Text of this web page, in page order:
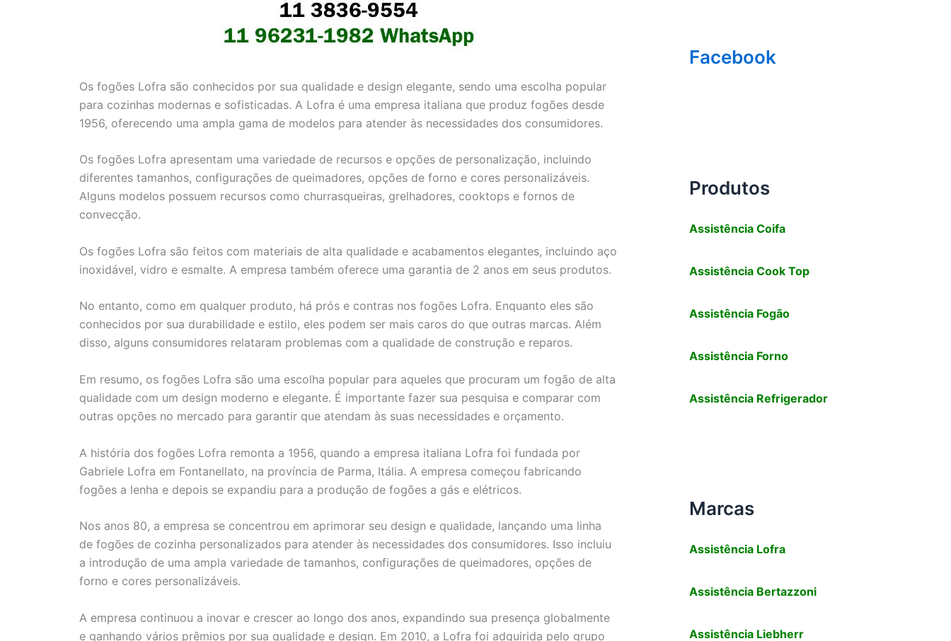
Os fogões Lofra são conhecidos por sua qualidade e design elegante, sendo uma escolha popular
para cozinhas modernas e sofisticadas. A Lofra é uma empresa italiana que produz fogões desde
1956, oferecendo uma ampla gama de modelos para atender às necessidades dos consumidores.
Os fogões Lofra apresentam uma variedade de recursos e opções de personalização, incluindo
diferentes tamanhos, configurações de queimadores, opções de forno e cores personalizáveis.
Alguns modelos possuem recursos como churrasqueiras, grelhadores, cooktops e fornos de
convecção.
Os fogões Lofra são feitos com materiais de alta qualidade e acabamentos elegantes, incluindo aço
inoxidável, vidro e esmalte. A empresa também oferece uma garantia de 2 anos em seus produtos.
No entanto, como em qualquer produto, há prós e contras nos fogões Lofra. Enquanto eles são
conhecidos por sua durabilidade e estilo, eles podem ser mais caros do que outras marcas. Além
disso, alguns consumidores relataram problemas com a qualidade de construção e reparos.
Em resumo, os fogões Lofra são uma escolha popular para aqueles que procuram um fogão de alta
qualidade com um design moderno e elegante. É importante fazer sua pesquisa e comparar com
outras opções no mercado para garantir que atendam às suas necessidades e orçamento.
A história dos fogões Lofra remonta a 1956, quando a empresa italiana Lofra foi fundada por
Gabriele Lofra em Fontanellato, na província de Parma, Itália. A empresa começou fabricando
fogões a lenha e depois se expandiu para a produção de fogões a gás e elétricos.
Nos anos 80, a empresa se concentrou em aprimorar seu design e qualidade, lançando uma linha
de fogões de cozinha personalizados para atender às necessidades dos consumidores. Isso incluiu
a introdução de uma ampla variedade de tamanhos, configurações de queimadores, opções de
forno e cores personalizáveis.
A empresa continuou a inovar e crescer ao longo dos anos, expandindo sua presença globalmente
e ganhando vários prêmios por sua qualidade e design. Em 2010, a Lofra foi adquirida pelo grupo
Facebook
Produtos
Assistência Coifa
Assistência Cook Top
Assistência Fogão
Assistência Forno
Assistência Refrigerador
Marcas
Assistência Lofra
Assistência Bertazzoni
Assistência Liebherr